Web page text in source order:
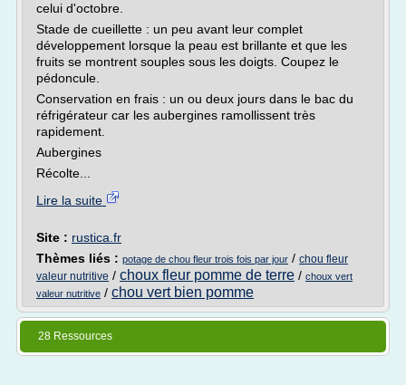
celui d'octobre.
Stade de cueillette : un peu avant leur complet
développement lorsque la peau est brillante et que les
fruits se montrent souples sous les doigts. Coupez le
pédoncule.
Conservation en frais : un ou deux jours dans le bac du
réfrigérateur car les aubergines ramollissent très
rapidement.
Aubergines
Récolte...
Lire la suite
Site : rustica.fr
Thèmes liés : potage de chou fleur trois fois par jour / chou fleur
valeur nutritive / choux fleur pomme de terre / choux vert
valeur nutritive / chou vert bien pomme
28 Ressources